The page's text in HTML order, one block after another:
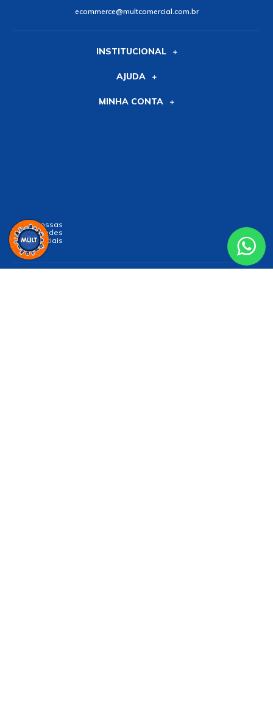
ecommerce@multcomercial.com.br
INSTITUCIONAL
AJUDA
MINHA CONTA
Siga nossas
Redes
Sociais